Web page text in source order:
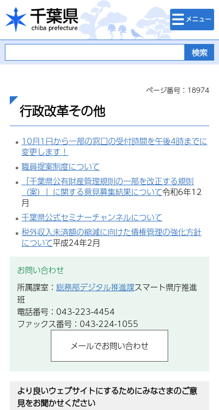
千葉県
検索・メニュ
ー
ページ番号：18974
行政改革その他
10月1日から一部の窓口の受付時間を午後4時までに
変更します！
職員提案制度について
「千葉県公有財産管理規則の一部を改正する規則
（案）」に関する意見募集結果について令和6年12
月
千葉県公式セミナーチャンネルについて
税外収入未済額の縮減に向けた債権管理の強化方針
について平成24年2月
お問い合わせ
所属課室： 総務部デジタル推進課スマート県庁推進
班
電話番号：043-223-4454
ファックス番号：043-224-1055
より良いウェブサイトにするためにみなさまのご意
見をお聞かせください